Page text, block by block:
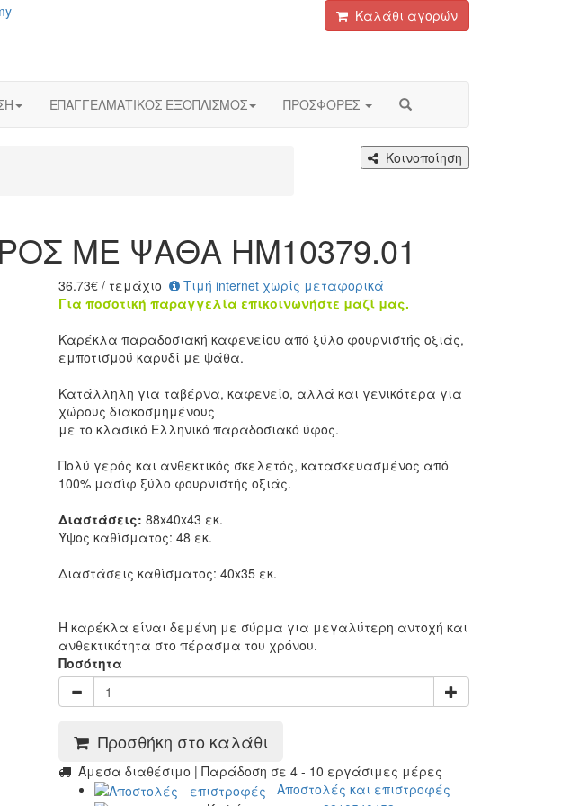
Καλάθι αγορών
ΕΠΑΓΓΕΛΜΑΤΙΚΟΣ ΕΞΟΠΛΙΣΜΟΣ ΠΡΟΣΦΟΡΕΣ
Κοινοποίηση
ΜΕ ΨΑΘΑ HM10379.01
36.73€ / τεμάχιο
Τιμή internet χωρίς μεταφορικά
Για ποσοτική παραγγελία επικοινωνήστε μαζί μας.
Καρέκλα παραδοσιακή καφενείου από ξύλο φουρνιστής οξιάς,
εμποτισμού καρυδί με ψάθα.
Κατάλληλη για ταβέρνα, καφενείο, αλλά και γενικότερα για
χώρους διακοσμημένους
με το κλασικό Ελληνικό παραδοσιακό ύφος.
Πολύ γερός και ανθεκτικός σκελετός, κατασκευασμένος από
100% μασίφ ξύλο φουρνιστής οξιάς.
Διαστάσεις: 88x40x43 εκ.
Ύψος καθίσματος: 48 εκ.
Διαστάσεις καθίσματος: 40x35 εκ.
Η καρέκλα είναι δεμένη με σύρμα για μεγαλύτερη αντοχή και
ανθεκτικότητα στο πέρασμα του χρόνου.
Ποσότητα
Προσθήκη στο καλάθι
Άμεσα διαθέσιμο | Παράδοση σε 4 - 10 εργάσιμες μέρες
Αποστολές και επιστροφές